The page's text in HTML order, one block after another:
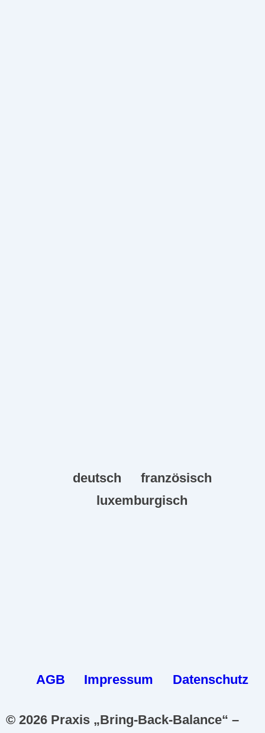
deutsch
französisch
luxemburgisch
AGB Impressum Datenschutz
© 2026 Praxis „Bring-Back-Balance“ –